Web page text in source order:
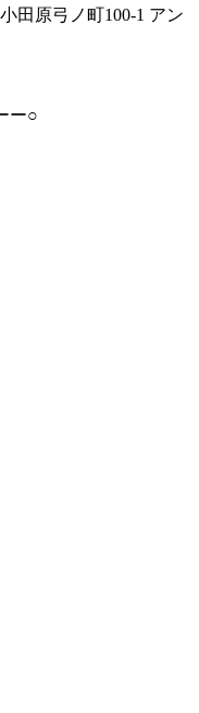
田原弓ノ町100-1 アン
ー○